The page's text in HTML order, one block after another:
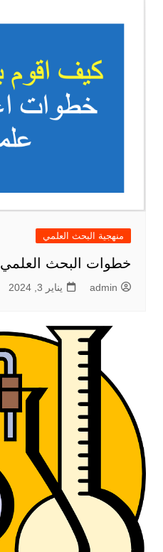
منهجية البحث العلمي
خطوات البحث العلمي ppt
admin يناير 3, 2024